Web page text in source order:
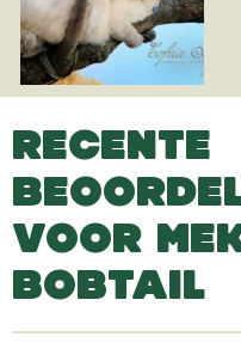
RECENTE
VOOR
BOBTAIL